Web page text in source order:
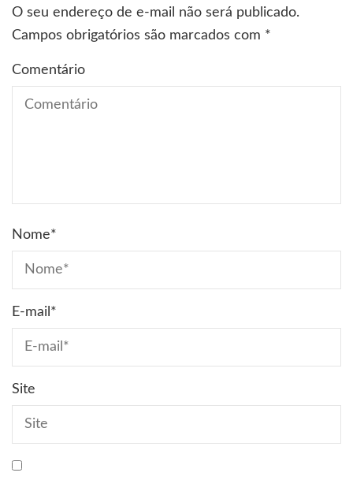
O seu endereço de e-mail não será publicado.
Campos obrigatórios são marcados com *
Comentário
Nome*
E-mail *
Site